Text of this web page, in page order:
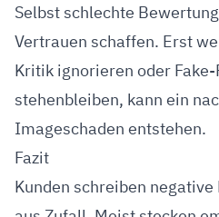
Selbst schlechte
Vertrauen schaffen. Erst
Kritik ignorieren oder
stehenbleiben, kann ein
Imageschaden entstehen.
Fazit
Kunden schreiben